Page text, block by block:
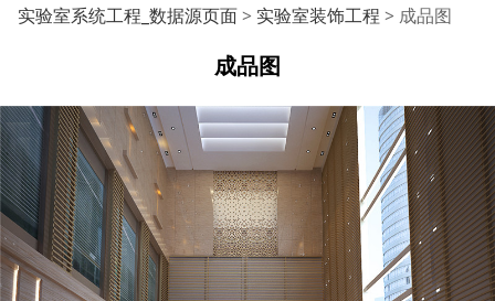
成品图
实验室系统工程_数据源页面> 实验室装饰工程> 成品图
成品图